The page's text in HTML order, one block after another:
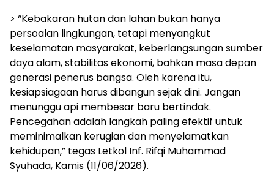
> “Kebakaran hutan dan lahan bukan hanya
persoalan lingkungan, tetapi menyangkut
keselamatan masyarakat, keberlangsungan sumber
daya alam, stabilitas ekonomi, bahkan masa depan
generasi penerus bangsa. Oleh karena itu,
kesiapsiagaan harus dibangun sejak dini. Jangan
menunggu api membesar baru bertindak.
Pencegahan adalah langkah paling efektif untuk
meminimalkan kerugian dan menyelamatkan
kehidupan,” tegas Letkol Inf. Rifqi Muhammad
Syuhada, Kamis (11/06/2026).